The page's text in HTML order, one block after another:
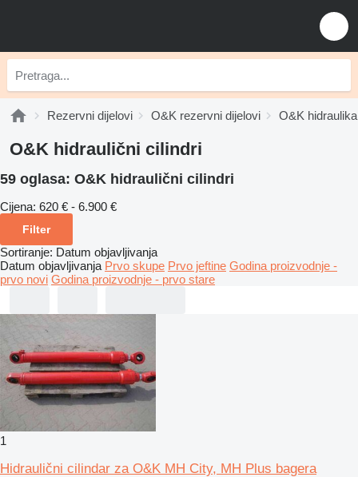
Rezervni dijelovi O&K rezervni dijelovi O&K hidraulika
O&K hidraulični cilindri
59 oglasa: O&K hidraulični cilindri
Cijena: 620 € - 6.900 €
Filter
Sortiranje: Datum objavljivanja
Datum objavljivanja Prvo skupe Prvo jeftine Godina proizvodnje -
prvo novi Godina proizvodnje - prvo stare
1
Hidraulični cilindar za O&K MH City, MH Plus bagera